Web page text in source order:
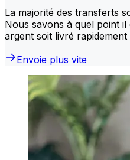
La majorité des transferts
Nous savons à quel point
argent soit livré
Envoie plus vite